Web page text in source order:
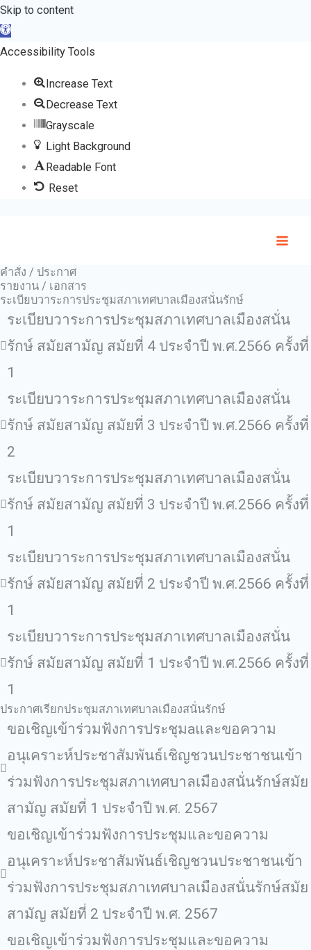
Skip to content
Open toolbar
Accessibility Tools
Increase Text
Decrease Text
Grayscale
Light Background
Readable Font
Reset
Skip
to
content
คำสั่ง / ประกาศ
รายงาน / เอกสาร
ระเบียบวาระการประชุมสภาเทศบาลเมืองสนั่นรักษ์
ระเบียบวาระการประชุมสภาเทศบาลเมืองสนั่น
รักษ์ สมัยสามัญ สมัยที่ 4 ประจำปี พ.ศ.2566 ครั้งที่
1
ระเบียบวาระการประชุมสภาเทศบาลเมืองสนั่น
รักษ์ สมัยสามัญ สมัยที่ 3 ประจำปี พ.ศ.2566 ครั้งที่
2
ระเบียบวาระการประชุมสภาเทศบาลเมืองสนั่น
รักษ์ สมัยสามัญ สมัยที่ 3 ประจำปี พ.ศ.2566 ครั้งที่
1
ระเบียบวาระการประชุมสภาเทศบาลเมืองสนั่น
รักษ์ สมัยสามัญ สมัยที่ 2 ประจำปี พ.ศ.2566 ครั้งที่
1
ระเบียบวาระการประชุมสภาเทศบาลเมืองสนั่น
รักษ์ สมัยสามัญ สมัยที่ 1 ประจำปี พ.ศ.2566 ครั้งที่
1
ประกาศเรียกประชุมสภาเทศบาลเมืองสนั่นรักษ์
ขอเชิญเข้าร่วมฟังการประชุมaและขอความ
อนุเคราะห์ประชาสัมพันธ์เชิญชวนประชาชนเข้า
ร่วมฟังการประชุมสภาเทศบาลเมืองสนั่นรักษ์สมัย
สามัญ สมัยที่ 1 ประจําปี พ.ศ. 2567
ขอเชิญเข้าร่วมฟังการประชุมและขอความ
อนุเคราะห์ประชาสัมพันธ์เชิญชวนประชาชนเข้า
ร่วมฟังการประชุมสภาเทศบาลเมืองสนั่นรักษ์สมัย
สามัญ สมัยที่ 2 ประจําปี พ.ศ. 2567
ขอเชิญเข้าร่วมฟังการประชุมและขอความ